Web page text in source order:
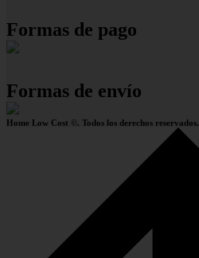
Formas de pago
Formas de envío
Home Low Cost ©. Todos los derechos reservados.